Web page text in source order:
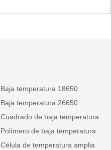
Baja temperatura 18650
Baja temperatura 26650
Cuadrado de baja temperatura
Polímero de baja temperatura
Célula de temperatura amplia